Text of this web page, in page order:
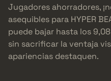
Jugadores ahorradores,
asequibles para HYPER
puede bajar hasta los
sin sacrificar la ventaja
apariencias destaquen.